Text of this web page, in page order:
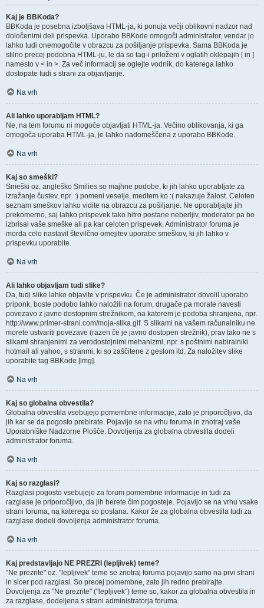
Kaj je BBKoda?
BBKoda je posebna izboljšava HTML-ja, ki ponuja večji oblikovni nadzor nad
določenimi deli prispevka. Uporabo BBKode omogoči administrator, vendar jo
lahko tudi onemogočite v obrazcu za pošiljanje prispevka. Sama BBKoda je
stilno precej podobna HTML-ju, le da so tag-i priloženi v oglatih oklepajih [ in ]
namesto v < in >. Za več informacij se oglejte vodnik, do katerega lahko
dostopate tudi s strani za objavljanje.
Na vrh
Ali lahko uporabljam HTML?
Ne, na tem forumu ni mogoče objavljati HTML-ja. Večino oblikovanja, ki ga
omogoča uporaba HTML-ja, je lahko nadomeščena z uporabo BBKode.
Na vrh
Kaj so smeški?
Smeški oz. angleško Smilies so majhne podobe, ki jih lahko uporabljate za
izražanje čustev, npr. :) pomeni veselje, medtem ko :( nakazuje žalost. Celoten
seznam smeškov lahko vidite na obrazcu za pošiljanje. Ne uporabljajte jih
prekomerno, saj lahko prispevek tako hitro postane neberljiv, moderator pa bo
izbrisal vaše smeške ali pa kar celoten prispevek. Administrator foruma je
morda celo nastavil številčno omejitev uporabe smeškov, ki jih lahko v
prispevku uporabite.
Na vrh
Ali lahko objavljam tudi slike?
Da, tudi slike lahko objavite v prispevku. Če je administrator dovolil uporabo
priponk, boste podobo lahko naložili na forum, drugače pa morate navesti
povezavo z javno dostopnim strežnikom, na katerem je podoba shranjena, npr.
http://www.primer-strani.com/moja-slika.gif. S slikami na vašem računalniku ne
morete ustvariti povezave (razen če je javno dostopen strežnik), prav tako ne s
slikami shranjenimi za verodostojnimi mehanizmi, npr. s poštnimi nabiralniki
hotmail ali yahoo, s stranmi, ki so zaščitene z geslom itd. Za naložitev slike
uporabite tag BBKode [img].
Na vrh
Kaj so globalna obvestila?
Globalna obvestila vsebujejo pomembne informacije, zato je priporočljivo, da
jih kar se da pogosto prebirate. Pojavijo se na vrhu foruma in znotraj vaše
Uporabniške Nadzorne Plošče. Dovoljenja za globalna obvestila dodeli
administrator foruma.
Na vrh
Kaj so razglasi?
Razglasi pogosto vsebujejo za forum pomembne informacije in tudi za
razglase je priporočljivo, da jih berete čim pogosteje. Pojavijo se na vrhu vsake
strani foruma, na katerega so poslana. Kakor že za globalna obvestila tudi za
razglase dodeli dovoljenja administrator foruma.
Na vrh
Kaj predstavljajo NE PREZRI (lepljivek) teme?
"Ne prezrite" oz. "lepljivek" teme se znotraj foruma pojavijo samo na prvi strani
in sicer pod razglasi. So precej pomembne, zato jih redno prebirajte.
Dovoljenja za "Ne prezrite" ("lepljivek") teme so, kakor za globalna obvestila in
za razglase, dodeljena s strani administratorja foruma.